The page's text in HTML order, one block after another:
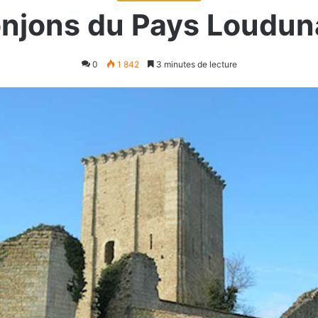
du Pays
0 1 842 3 minutes de lecture